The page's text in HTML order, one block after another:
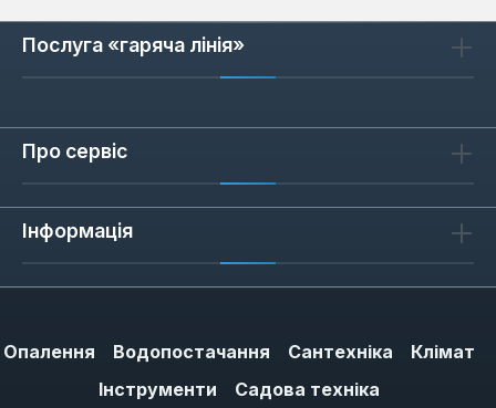
Сценарії застосування
свинцю та оптоволоконного кабелю. Кут
поверхні, наприклад, при демонтажі
пластикових стяжок або обрізанні
свинцевих пломб. Кут 85° дозволяє різати
оптоволокно під гострим кутом,
свинцю важливо, щоб ріжуча кромка була
Послуга «гаряча лінія»
Про сервіс
Інформація
Опалення Водопостачання Сантехніка
Клімат
Інструменти
Садова техніка